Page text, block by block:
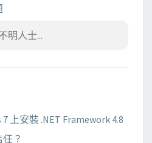
明人士...
上安裝 .NET Framework 4.8
？